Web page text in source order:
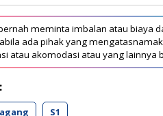
meminta imbalan atau biaya
ada pihak yang
atau akomodasi atau yang lainnya
S1